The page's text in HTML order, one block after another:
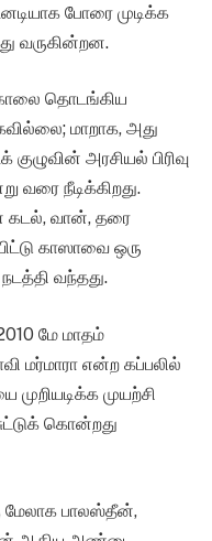
போரை முடிக்க
வருகின்றன.
தொடங்கிய
மாறாக, அது
அரசியல் பிரிவு
வரை நீடிக்கிறது.
கடல், வான், தரை
காஸாவை ஒரு
வந்தது.
மே மாதம்
மர்மாரா என்ற கப்பலில்
முயற்சி
கொன்றது
பாலஸ்தீன்,